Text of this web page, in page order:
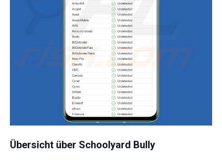
Übersicht über Schoolyard Bully